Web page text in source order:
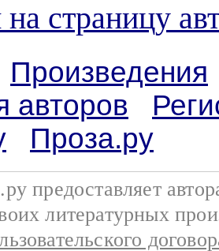
страницу
Произведения
авторов
Проза.ру
предоставляет
литературных